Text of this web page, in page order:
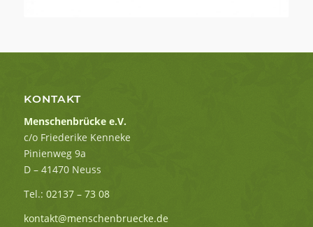
KONTAKT
Menschenbrücke e.V.
c/o Friederike Kenneke
Pinienweg 9a
D – 41470 Neuss
Tel.: 02137 – 73 08
kontakt@menschenbruecke.de